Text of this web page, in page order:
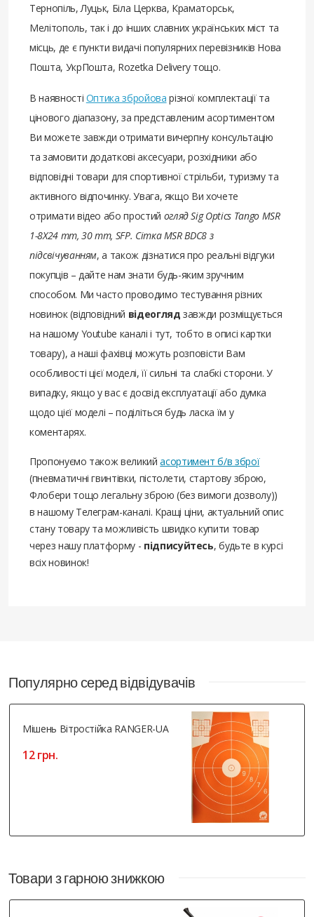
Тернопіль, Луцьк, Біла Церква, Краматорськ,
Мелітополь, так і до інших славних українських міст та
місць, де є пункти видачі популярних перевізників Нова
Пошта, УкрПошта, Rozetka Delivery тощо.
В наявності Оптика збройова різної комплектації та
цінового діапазону, за представленим асортиментом
Ви можете завжди отримати вичерпну консультацію
та замовити додаткові аксесуари, розхідники або
відповідні товари для спортивної стрільби, туризму та
активного відпочинку. Увага, якщо Ви хочете
отримати відео або простий огляд Sig Optics Tango MSR
1-8X24 mm, 30 mm, SFP. Сітка MSR BDC8 з
підсвічуванням, а також дізнатися про реальні відгуки
покупців – дайте нам знати будь-яким зручним
способом. Ми часто проводимо тестування різних
новинок (відповідний відеогляд завжди розміщується
на нашому Youtube каналі і тут, тобто в описі картки
товару), а наші фахівці можуть розповісти Вам
особливості цієї моделі, її сильні та слабкі сторони. У
випадку, якщо у вас є досвід експлуатації або думка
щодо цієї моделі – поділіться будь ласка їм у
коментарях.
Пропонуємо також великийасортимент б/в зброї
(пневматичні гвинтівки, пістолети, стартову зброю,
Флобери тощо легальну зброю (без вимоги дозволу))
в нашому Телеграм-каналі. Кращі ціни, актуальний опис
стану товару та можливість швидко купити товар
через нашу платформу - підписуйтесь, будьте в курсі
всіх новинок!
Популярно серед відвідувачів
Мішень Вітростійка RANGER-UA
12 грн.
Товари з гарною знижкою